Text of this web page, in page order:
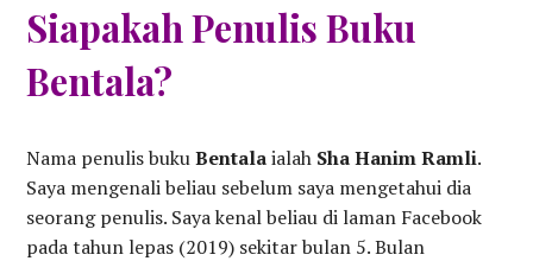
Siapakah Penulis Buku
Bentala?
Nama penulis bukuBentalaialah Sha Hanim Ramli.
Saya mengenali beliau sebelum saya mengetahui dia
seorang penulis. Saya kenal beliau di laman Facebook
pada tahun lepas (2019) sekitar bulan 5. Bulan